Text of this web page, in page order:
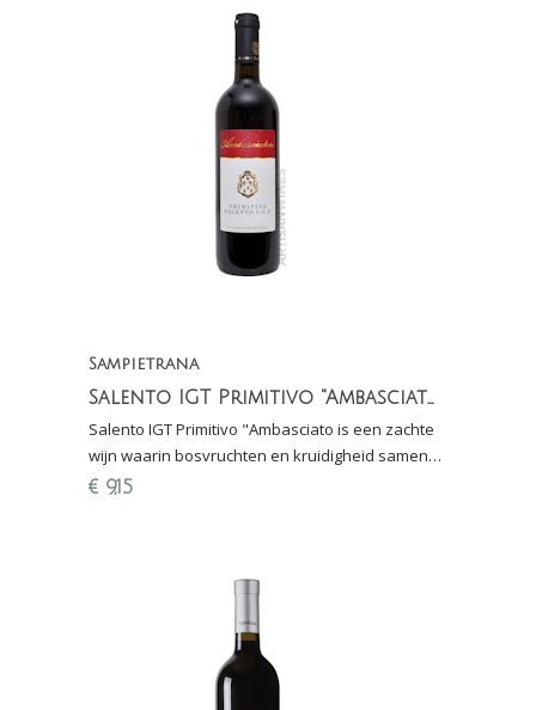
Sampietrana
Salento IGT Primitivo "Ambasciatori"
Salento IGT Primitivo "Ambasciato is een zachte
wijn waarin bosvruchten en kruidigheid samen
komen. Mooie prijs-kwaliteit verhouding!
€ 9,15